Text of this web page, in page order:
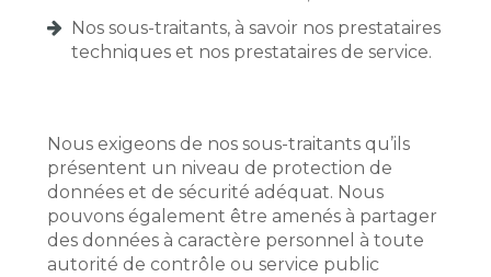
Nos sous-traitants, à savoir nos prestataires
techniques et nos prestataires de service.
Nous exigeons de nos sous-traitants qu’ils
présentent un niveau de protection de
données et de sécurité adéquat. Nous
pouvons également être amenés à partager
des données à caractère personnel à toute
autorité de contrôle ou service public